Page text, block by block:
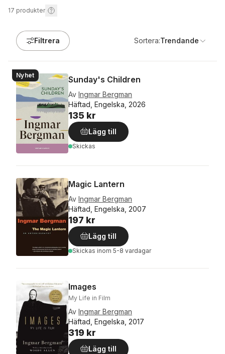
17 produkter
Filtrera Sortera:Trendande
Nyhet Sunday's Children
Av Ingmar Bergman
Häftad, Engelska, 2026
135 kr
Lägg till
Skickas
Magic Lantern
Av Ingmar Bergman
Häftad, Engelska, 2007
197 kr
Lägg till
Skickas inom 5-8 vardagar
Images
My Life in Film
Av Ingmar Bergman
Häftad, Engelska, 2017
319 kr
Lägg till